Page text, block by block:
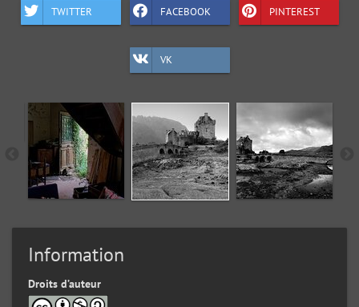
TWITTER FACEBOOK PINTEREST
VK
Information
Droits d’auteur